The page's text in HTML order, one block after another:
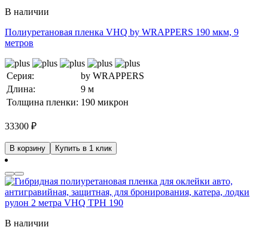
В наличии
Полиуретановая пленка VHQ by WRAPPERS 190 мкм, 9
метров
Серия:
by WRAPPERS
Длина:
9 м
Толщина пленки: 190 микрон
33300 ₽
В корзину Купить в 1 клик
В наличии